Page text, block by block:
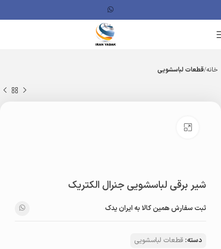
خانه قطعات لباسشویی
شیر برقی لباسشویی جنرال الکتریک
ثبت سفارش همین کالا به ایران یدک
دسته: قطعات لباسشویی